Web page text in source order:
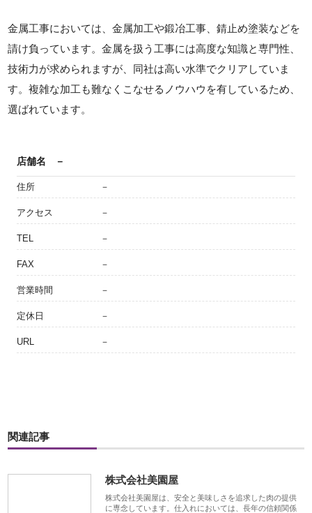
金属工事においては、金属加工や鍛冶工事、錆止め塗装などを
請け負っています。金属を扱う工事には高度な知識と専門性、
技術力が求められますが、同社は高い水準でクリアしていま
す。複雑な加工も難なくこなせるノウハウを有しているため、
選ばれています。
店舗名 －
住所 －
アクセス －
TEL －
FAX －
営業時間 －
定休日 －
URL －
関連記事
株式会社美園屋
株式会社美園屋は、安全と美味しさを追求した肉の提供
に専念しています。仕入れにおいては、長年の信頼関係